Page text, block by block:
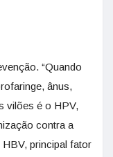
“Quando
ânus,
vilões é o HPV,
contra a
principal fator